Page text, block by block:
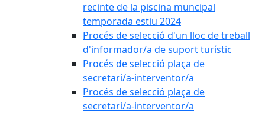
recinte de la piscina muncipal
temporada estiu 2024
Procés de selecció d'un lloc de treball
d'informador/a de suport turístic
Procés de selecció plaça de
secretari/a-interventor/a
Procés de selecció plaça de
secretari/a-interventor/a